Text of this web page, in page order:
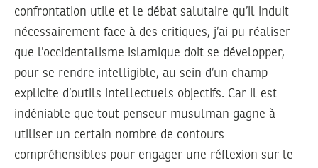
confrontation utile et le débat salutaire qu’il induit
nécessairement face à des critiques, j’ai pu réaliser
que l’occidentalisme islamique doit se développer,
pour se rendre intelligible, au sein d’un champ
explicite d’outils intellectuels objectifs. Car il est
indéniable que tout penseur musulman gagne à
utiliser un certain nombre de contours
compréhensibles pour engager une réflexion sur le